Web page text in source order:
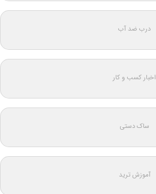
درب ضد آب
اخبار کسب و کار
ساک دستی
آموزش ترید